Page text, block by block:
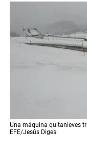
Una máquina quitanieves
EFE/Jesús Diges